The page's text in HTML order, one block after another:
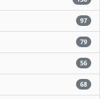
97
79
56
68